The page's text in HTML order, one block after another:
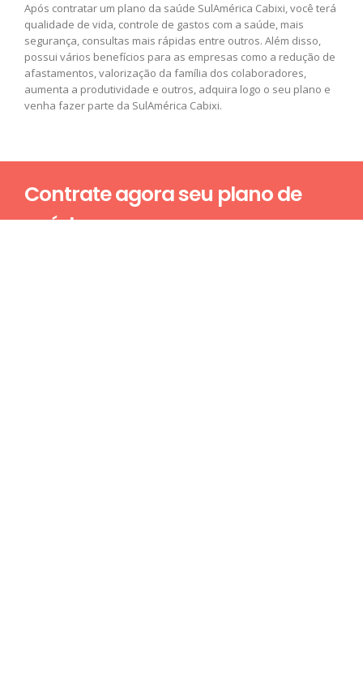
Após contratar um plano da saúde SulAmérica Cabixi, você terá
qualidade de vida, controle de gastos com a saúde, mais
segurança, consultas mais rápidas entre outros. Além disso,
possui vários benefícios para as empresas como a redução de
afastamentos, valorização da família dos colaboradores,
aumenta a produtividade e outros, adquira logo o seu plano e
venha fazer parte da SulAmérica Cabixi.
Contrate agora seu plano de
saúde